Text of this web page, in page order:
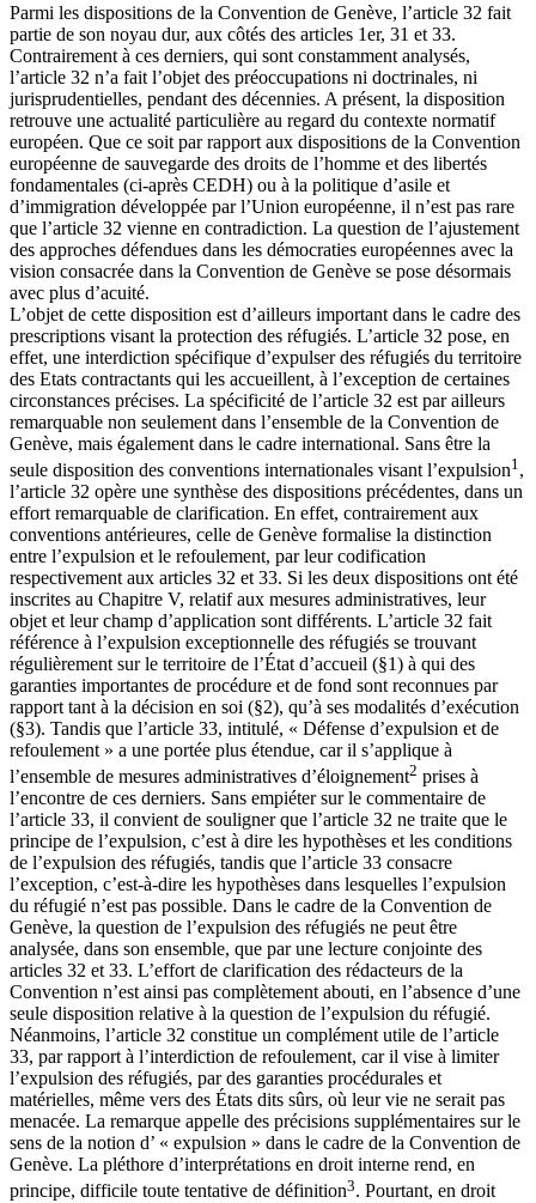
Parmi les dispositions de la Convention de Genève, l’article 32 fait
partie de son noyau dur, aux côtés des articles 1er, 31 et 33.
Contrairement à ces derniers, qui sont constamment analysés,
l’article 32 n’a fait l’objet des préoccupations ni doctrinales, ni
jurisprudentielles, pendant des décennies. A présent, la disposition
retrouve une actualité particulière au regard du contexte normatif
européen. Que ce soit par rapport aux dispositions de la Convention
européenne de sauvegarde des droits de l’homme et des libertés
fondamentales (ci-après CEDH) ou à la politique d’asile et
d’immigration développée par l’Union européenne, il n’est pas rare
que l’article 32 vienne en contradiction. La question de l’ajustement
des approches défendues dans les démocraties européennes avec la
vision consacrée dans la Convention de Genève se pose désormais
avec plus d’acuité.
L’objet de cette disposition est d’ailleurs important dans le cadre des
prescriptions visant la protection des réfugiés. L’article 32 pose, en
effet, une interdiction spécifique d’expulser des réfugiés du territoire
des Etats contractants qui les accueillent, à l’exception de certaines
circonstances précises. La spécificité de l’article 32 est par ailleurs
remarquable non seulement dans l’ensemble de la Convention de
Genève, mais également dans le cadre international. Sans être la
seule disposition des conventions internationales visant l’expulsion1 ,
l’article 32 opère une synthèse des dispositions précédentes, dans un
effort remarquable de clarification. En effet, contrairement aux
conventions antérieures, celle de Genève formalise la distinction
entre l’expulsion et le refoulement, par leur codification
respectivement aux articles 32 et 33. Si les deux dispositions ont été
inscrites au Chapitre V, relatif aux mesures administratives, leur
objet et leur champ d’application sont différents. L’article 32 fait
référence à l’expulsion exceptionnelle des réfugiés se trouvant
régulièrement sur le territoire de l’État d’accueil (§1) à qui des
garanties importantes de procédure et de fond sont reconnues par
rapport tant à la décision en soi (§2), qu’à ses modalités d’exécution
(§3). Tandis que l’article 33, intitulé, « Défense d’expulsion et de
refoulement » a une portée plus étendue, car il s’applique à
l’ensemble de mesures administratives d’éloignement2 prises à
l’encontre de ces derniers. Sans empiéter sur le commentaire de
l’article 33, il convient de souligner que l’article 32 ne traite que le
principe de l’expulsion, c’est à dire les hypothèses et les conditions
de l’expulsion des réfugiés, tandis que l’article 33 consacre
l’exception, c’est-à-dire les hypothèses dans lesquelles l’expulsion
du réfugié n’est pas possible. Dans le cadre de la Convention de
Genève, la question de l’expulsion des réfugiés ne peut être
analysée, dans son ensemble, que par une lecture conjointe des
articles 32 et 33. L’effort de clarification des rédacteurs de la
Convention n’est ainsi pas complètement abouti, en l’absence d’une
seule disposition relative à la question de l’expulsion du réfugié.
Néanmoins, l’article 32 constitue un complément utile de l’article
33, par rapport à l’interdiction de refoulement, car il vise à limiter
l’expulsion des réfugiés, par des garanties procédurales et
matérielles, même vers des États dits sûrs, où leur vie ne serait pas
menacée. La remarque appelle des précisions supplémentaires sur le
sens de la notion d’ « expulsion » dans le cadre de la Convention de
Genève. La pléthore d’interprétations en droit interne rend, en
principe, difficile toute tentative de définition3. Pourtant, en droit